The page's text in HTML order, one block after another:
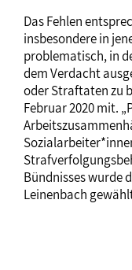
Das Fehlen
insbesondere in
problematisch, in
dem Verdacht
oder Straftaten zu
Februar 2020 mit.
Bündnisses wurde
Leinenbach